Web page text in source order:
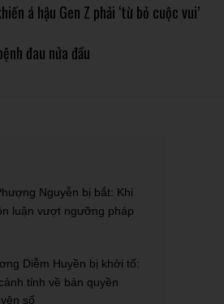
á hậu Gen Z phải ‘từ bỏ cuộc vui’
đau nửa đầu
Nguyễn bị bắt: Khi
luận vượt ngưỡng pháp
Diễm Huyền bị khởi tố:
tỉnh về bản quyền
số